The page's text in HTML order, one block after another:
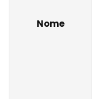
Nome